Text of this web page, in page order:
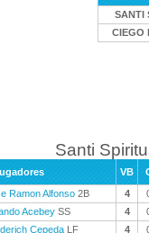
SANTI
CIEGO
Santi
VB
Ramon Alfonso 2B 4
Acebey SS 4
Cepeda LF 4